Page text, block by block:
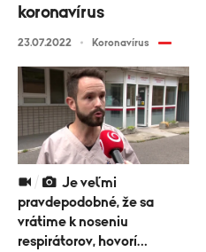
pravdepodobné, že sa
vrátime k noseniu
respirátorov, hovorí
koronavírus
23.07.2022 Koronavírus